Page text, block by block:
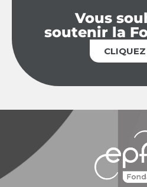
Vous
soutenir la